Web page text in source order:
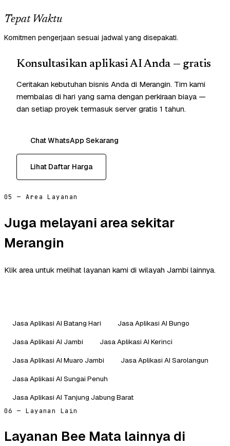
Tepat Waktu
Komitmen pengerjaan sesuai jadwal yang disepakati.
Konsultasikan aplikasi AI Anda — gratis
Ceritakan kebutuhan bisnis Anda di Merangin. Tim kami
membalas di hari yang sama dengan perkiraan biaya —
dan setiap proyek termasuk server gratis 1 tahun.
Chat WhatsApp Sekarang
Lihat Daftar Harga
05 — Area Layanan
Juga melayani area sekitar
Merangin
Klik area untuk melihat layanan kami di wilayah Jambi lainnya.
Jasa Aplikasi AI Batang Hari
Jasa Aplikasi AI Bungo
Jasa Aplikasi AI Jambi
Jasa Aplikasi AI Kerinci
Jasa Aplikasi AI Muaro Jambi
Jasa Aplikasi AI Sarolangun
Jasa Aplikasi AI Sungai Penuh
Jasa Aplikasi AI Tanjung Jabung Barat
06 — Layanan Lain
Layanan Bee Mata lainnya di